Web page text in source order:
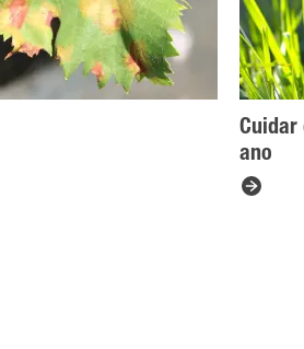
Cuidar
ano